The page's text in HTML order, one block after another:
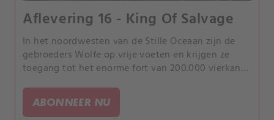
Aflevering 16 - King Of Salvage
In het noordwesten van de Stille Oceaan zijn de
gebroeders Wolfe op vrije voeten en krijgen ze
toegang tot het enorme fort van 200.000 vierkante
allerlei schatten.
ABONNEER NU